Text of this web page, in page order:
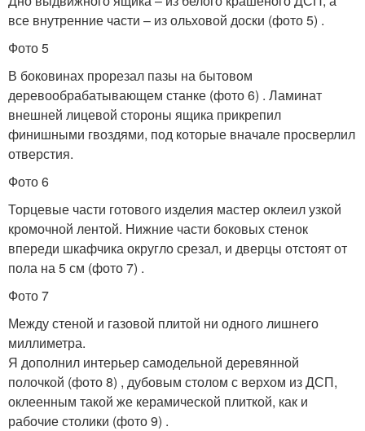
все внутренние части – из ольховой доски (фото 5) .
Фото 5
В боковинах прорезал пазы на бытовом
деревообрабатывающем станке (фото 6) . Ламинат
внешней лицевой стороны ящика прикрепил
финишными гвоздями, под которые вначале просверлил
отверстия.
Фото 6
Торцевые части готового изделия мастер оклеил узкой
кромочной лентой. Нижние части боковых стенок
впереди шкафчика округло срезал, и дверцы отстоят от
пола на 5 см (фото 7) .
Фото 7
Между стеной и газовой плитой ни одного лишнего
миллиметра.
Я дополнил интерьер самодельной деревянной
полочкой (фото 8) , дубовым столом с верхом из ДСП,
оклеенным такой же керамической плиткой, как и
рабочие столики (фото 9) .